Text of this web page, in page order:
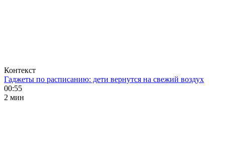
Контекст
Гаджеты по расписанию: дети вернутся на свежий воздух
00:55
2 мин